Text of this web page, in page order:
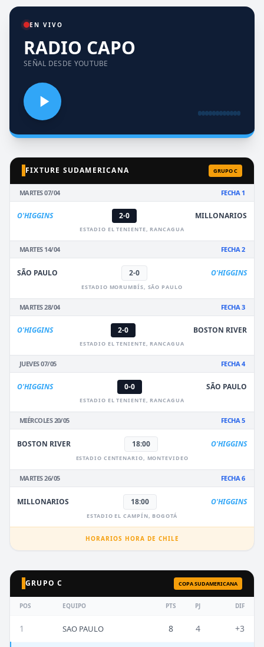
EN VIVO
RADIO CAPO
SEÑAL DESDE YOUTUBE
FIXTURE SUDAMERICANA GRUPO C
MARTES 07/04 FECHA 1
O'HIGGINS 2-0 MILLONARIOS
ESTADIO EL TENIENTE, RANCAGUA
MARTES 14/04 FECHA 2
SÃO PAULO 2-0 O'HIGGINS
ESTADIO MORUMBÍS, SÃO PAULO
MARTES 28/04 FECHA 3
O'HIGGINS 2-0 BOSTON RIVER
ESTADIO EL TENIENTE, RANCAGUA
JUEVES 07/05 FECHA 4
O'HIGGINS 0-0 SÃO PAULO
ESTADIO EL TENIENTE, RANCAGUA
MIÉRCOLES 20/05 FECHA 5
BOSTON RIVER 18:00 O'HIGGINS
ESTADIO CENTENARIO, MONTEVIDEO
MARTES 26/05 FECHA 6
MILLONARIOS 18:00 O'HIGGINS
ESTADIO EL CAMPÍN, BOGOTÁ
HORARIOS HORA DE CHILE
GRUPO C COPA SUDAMERICANA
POS EQUIPO PTS PJ DIF
1 SAO PAULO 8 4 +3